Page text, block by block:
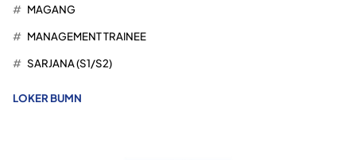
MAGANG
MANAGEMENT TRAINEE
SARJANA (S1/S2)
LOKER BUMN